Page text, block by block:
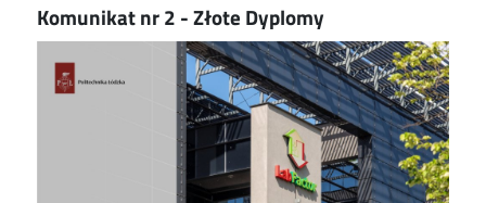
Komunikat nr 2 - Złote Dyplomy